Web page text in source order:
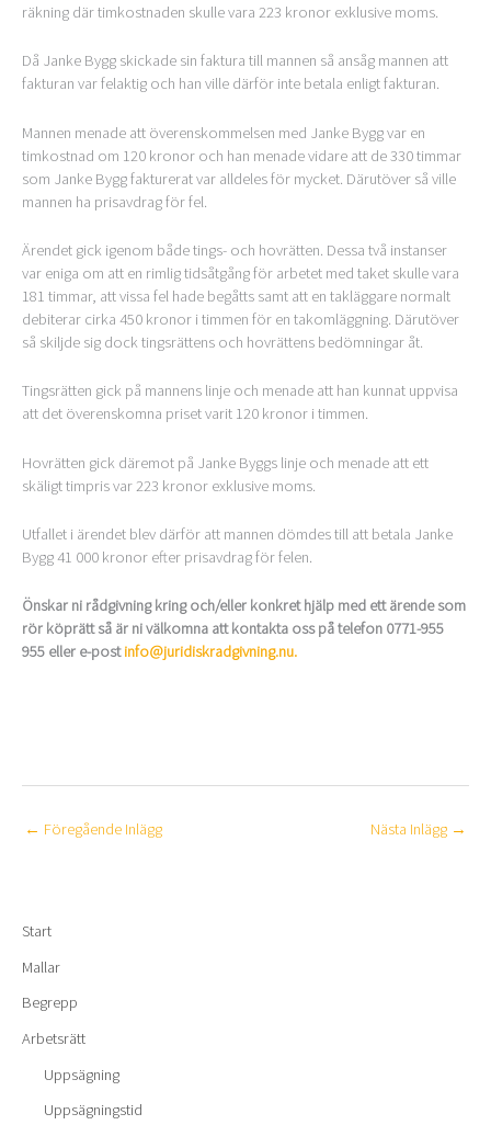
räkning där timkostnaden skulle vara 223 kronor exklusive moms.
Då Janke Bygg skickade sin faktura till mannen så ansåg mannen att
fakturan var felaktig och han ville därför inte betala enligt fakturan.
Mannen menade att överenskommelsen med Janke Bygg var en
timkostnad om 120 kronor och han menade vidare att de 330 timmar
som Janke Bygg fakturerat var alldeles för mycket. Därutöver så ville
mannen ha prisavdrag för fel.
Ärendet gick igenom både tings- och hovrätten. Dessa två instanser
var eniga om att en rimlig tidsåtgång för arbetet med taket skulle vara
181 timmar, att vissa fel hade begåtts samt att en takläggare normalt
debiterar cirka 450 kronor i timmen för en takomläggning. Därutöver
så skiljde sig dock tingsrättens och hovrättens bedömningar åt.
Tingsrätten gick på mannens linje och menade att han kunnat uppvisa
att det överenskomna priset varit 120 kronor i timmen.
Hovrätten gick däremot på Janke Byggs linje och menade att ett
skäligt timpris var 223 kronor exklusive moms.
Utfallet i ärendet blev därför att mannen dömdes till att betala Janke
Bygg 41 000 kronor efter prisavdrag för felen.
Önskar ni rådgivning kring och/eller konkret hjälp med ett ärende som
rör köprätt så är ni välkomna att kontakta oss på telefon 0771-955
955 eller e-postinfo@juridiskradgivning.nu.
← Föregående Inlägg Nästa Inlägg →
Start
Mallar
Begrepp
Arbetsrätt
Uppsägning
Uppsägningstid